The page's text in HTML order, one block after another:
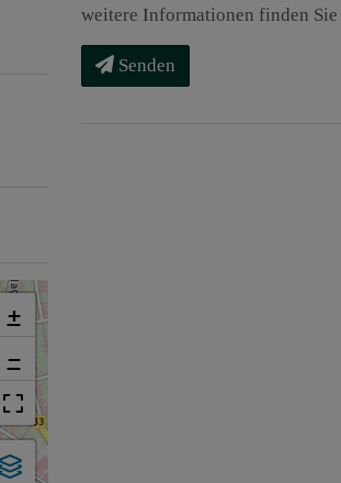
+
−
weitere Informationen finden Sie
Senden